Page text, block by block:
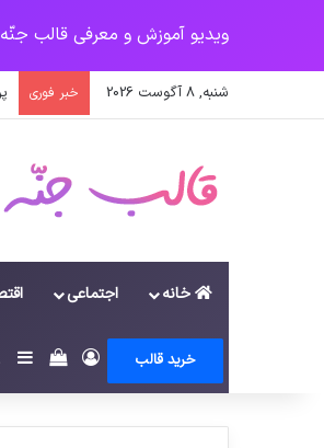
ویدیو آموزش و معرفی قالب جنّه به
شنبه, 8 آگوست 2026 خبر فوری
خانه اجتماعی
خرید قالب وروددیدن